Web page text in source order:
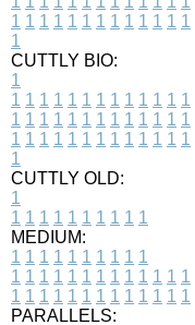
1 1 1 1 1 1 1 1 1 1 1 1 1
1
CUTTLY BIO:
1
1 1 1 1 1 1 1 1 1 1 1 1 1
1 1 1 1 1 1 1 1 1 1 1 1 1
1 1 1 1 1 1 1 1 1 1 1 1 1
1
CUTTLY OLD:
1
1 1 1 1 1 1 1 1 1 1
MEDIUM:
1 1 1 1 1 1 1 1 1 1
1 1 1 1 1 1 1 1 1 1 1 1 1
1 1 1 1 1 1 1 1 1 1 1 1 1
PARALLELS: